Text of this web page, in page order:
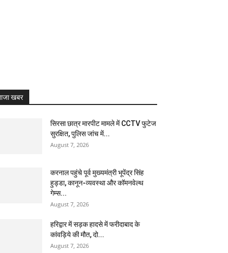
खबर
सिरसा छात्र मारपीट मामले में CCTV फुटेज
सुरक्षित, पुलिस जांच में...
August 7, 2026
करनाल पहुंचे पूर्व मुख्यमंत्री भूपेंद्र सिंह
हुड्डा, कानून-व्यवस्था और कॉमनवेल्थ
गेम्स...
August 7, 2026
हरिद्वार में सड़क हादसे में फरीदाबाद के
कांवड़िये की मौत, दो...
August 7, 2026